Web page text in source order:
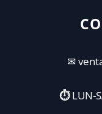
✉
⏱︎LUN-